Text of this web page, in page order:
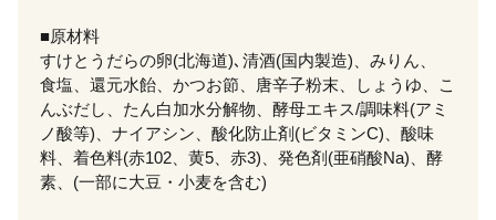
■原材料
すけとうだらの卵(北海道)､清酒(国内製造)、みりん、
食塩、還元水飴、かつお節、唐辛子粉末、しょうゆ、こ
んぶだし、たん白加水分解物、酵母エキス/調味料(アミ
ノ酸等)、ナイアシン、酸化防止剤(ビタミンC)、酸味
料、着色料(赤102、黄5、赤3)、発色剤(亜硝酸Na)、酵
素、(一部に大豆・小麦を含む)